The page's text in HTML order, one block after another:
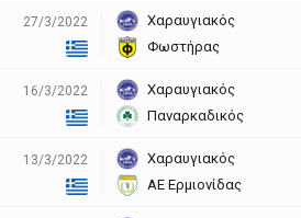
27/3/2022
Χαραυγιακός
Φωστήρας
16/3/2022
Χαραυγιακός
Παναρκαδικός
13/3/2022
Χαραυγιακός
ΑΕ Ερμιονίδας